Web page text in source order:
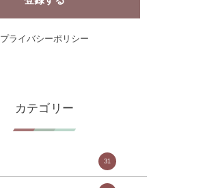
プライバシーポリシー
カテゴリー
31